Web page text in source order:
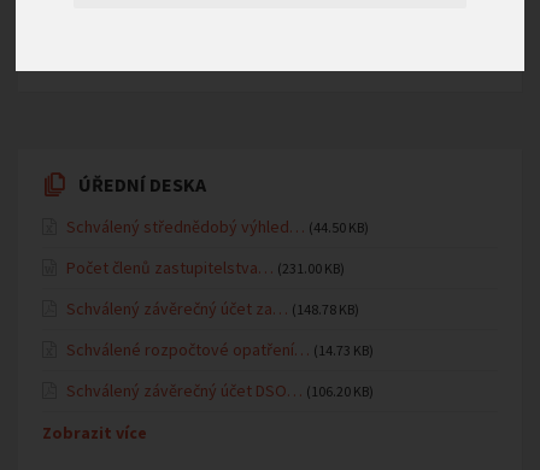
ÚŘEDNÍ DESKA
Schválený střednědobý výhled… (44.50 KB)
Počet členů zastupitelstva… (231.00 KB)
Schválený závěrečný účet za… (148.78 KB)
Schválené rozpočtové opatření… (14.73 KB)
Schválený závěrečný účet DSO… (106.20 KB)
Zobrazit více